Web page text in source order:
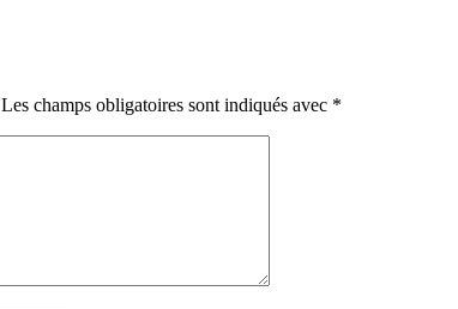
Les champs obligatoires sont indiqués avec *